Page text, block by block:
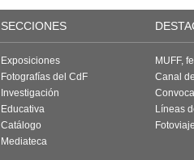
SECCIONES
Exposiciones
Fotografías del CdF
Investigación
Educativa
Catálogo
Mediateca
MUFF,
Canal
Líneas